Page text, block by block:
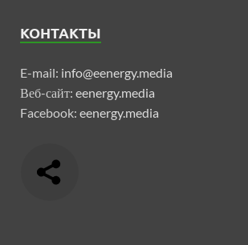
КОНТАКТЫ
E-mail: info@eenergy.media
Веб-сайт: eenergy.media
Facebook: eenergy.media